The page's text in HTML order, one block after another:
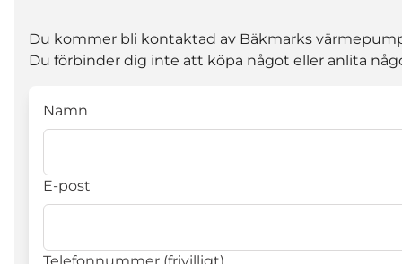
Du kommer bli kontaktad av Bäkmarks
Du förbinder dig inte att köpa något eller anlita
Namn
E-post